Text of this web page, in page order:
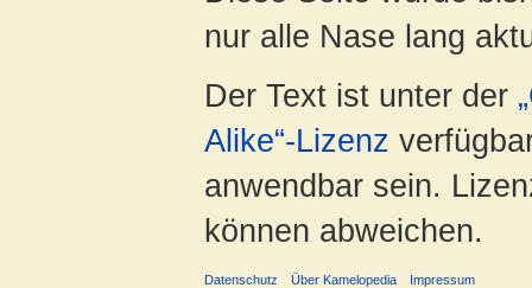
nur alle Nase lang
Der Text ist unter der
Alike“-Lizenz
anwendbar sein.
können abweichen.
Datenschutz Über Kamelopedia Impressum